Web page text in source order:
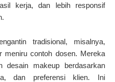
kerja, dan lebih responsif
tradisional, misalnya,
meniru contoh dosen. Mereka
desain makeup berdasarkan
dan preferensi klien. Ini